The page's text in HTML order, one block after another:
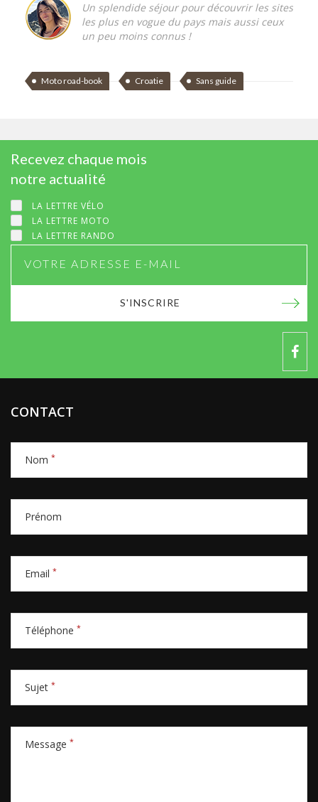
Un splendide séjour pour découvrir les sites
les plus en vogue du pays mais aussi ceux
un peu moins connus !
Moto road-book Croatie Sans guide
Recevez chaque mois
notre actualité
LA LETTRE VÉLO
LA LETTRE MOTO
LA LETTRE RANDO
S'INSCRIRE
CONTACT
Nom *
Prénom
Email *
Téléphone *
Sujet *
Message *